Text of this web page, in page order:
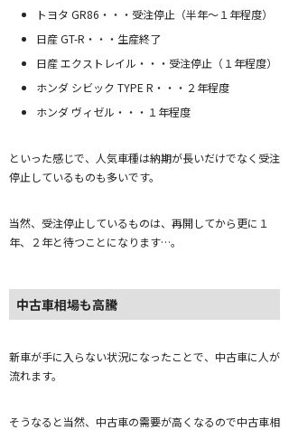
トヨタ GR86・・・受注停止（半年～１年程度）
日産 GT-R・・・生産終了
日産 エクストレイル・・・受注停止（１年程度）
ホンダ シビック TYPE R・・・２年程度
ホンダ ヴィゼル・・・１年程度
といった感じで、人気車種は納期が長いだけでなく受注
停止しているものも多いです。
当然、受注停止しているものは、再開してから更に１
年、２年と待つことになります…。
中古車相場も高騰
新車が手に入らない状況になったことで、中古車に人が
流れます。
そうなると当然、中古車の需要が高くなるので中古車相